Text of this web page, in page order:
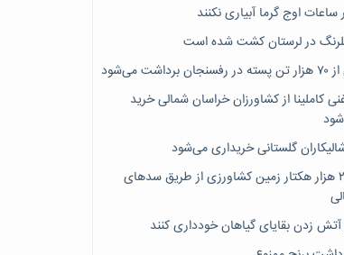
اوج گرما آبیاری نکنند
می‌شود
کاملینا از کشاورزان خراسان شمالی خرید
گلستانی خریداری می‌شود
تامین آب ۲۲ هزار هکتار زمین کشاورزی از طریق سدهای
آتش زدن بقایای گیاهان خودداری کنند